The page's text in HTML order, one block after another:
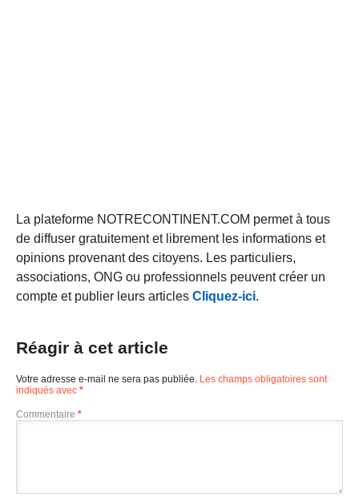
La plateforme NOTRECONTINENT.COM permet à tous
de diffuser gratuitement et librement les informations et
opinions provenant des citoyens. Les particuliers,
associations, ONG ou professionnels peuvent créer un
compte et publier leurs articles Cliquez-ici.
Réagir à cet article
Votre adresse e-mail ne sera pas publiée. Les champs obligatoires sont
indiqués avec *
Commentaire *